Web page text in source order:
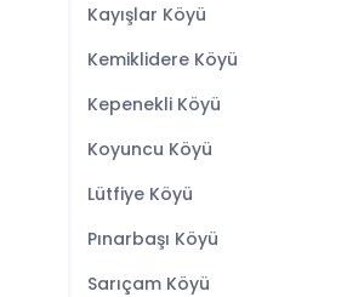
Kayışlar Köyü
Kemiklidere Köyü
Kepenekli Köyü
Koyuncu Köyü
Lütfiye Köyü
Pınarbaşı Köyü
Sarıçam Köyü